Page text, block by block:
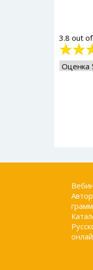
3.8 out of
Рейтинг:
4/5
оцените